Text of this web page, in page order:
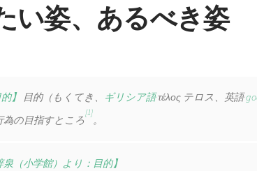
い姿、あるべき姿
】 目的（もくてき、 ギリシア語τέλος テロス、英語
為の目指すところ
[1]
。
泉（小学館）より：目的】